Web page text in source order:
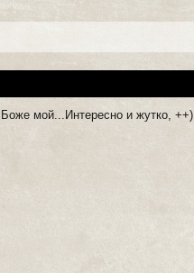
Боже мой...Интересно и жутко, ++)